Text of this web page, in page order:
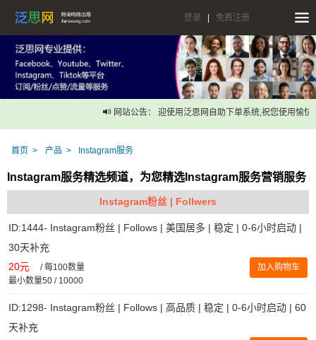
登录 免费注册
网站公告： 迎使用泛思网自助下单系统,祝您使用愉快！
首页 产品 Instagram服务
Instagram服务精选频道，为您精选Instagram服务营销服务
Instagram粉丝 | Follwers
ID:1444- Instagram粉丝 | Follows | 美国居多 | 稳定 | 0-6小时启动 |
30天补充
20元 /每100数量
最小数量50 / 10000
加入购物车
ID:1298- Instagram粉丝 | Follows | 高品质 | 稳定 | 0-6小时启动 | 60
天补充